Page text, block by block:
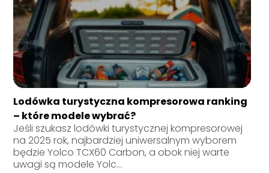
Lodówka turystyczna kompresorowa ranking
– które modele wybrać?
Jeśli szukasz lodówki turystycznej kompresorowej
na 2025 rok, najbardziej uniwersalnym wyborem
będzie Yolco TCX60 Carbon, a obok niej warte
uwagi są modele Yolc...